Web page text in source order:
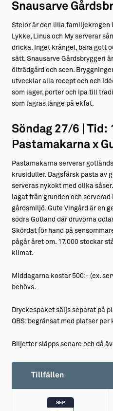
Snausarve
Stelor är den lilla familjekrogen
Lykke, Linus och My serverar
dricka. Inget krångel, bara gott
sätt. Snausarve Gårdsbryggeri
ölträdgård och scen.
utvecklar alla recept och och
som lager, porter och ipa till
som lagras länge på ekfat.
Söndag 27/6 | Tid:
Pastamakarna x
Pastamakarna serverar
krusiduller. Dagsfärsk pasta av
serveras nykokt med olika
lagat från grunden och
gårdsmiljö. Gute Vingård är en
södra Gotland där druvorna
Skördat för hand på
pågår året om. 17.000 stockar
klimat.
Middagarna kostar 500:- (ex.
behövs.
Dryckespaket säljs separat på
OBS: begränsat med platser per
Biljetter släpps senare och då
Tillfällen
SEP